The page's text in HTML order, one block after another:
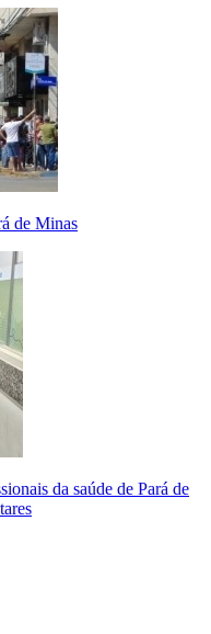
de Minas
da saúde de Pará de